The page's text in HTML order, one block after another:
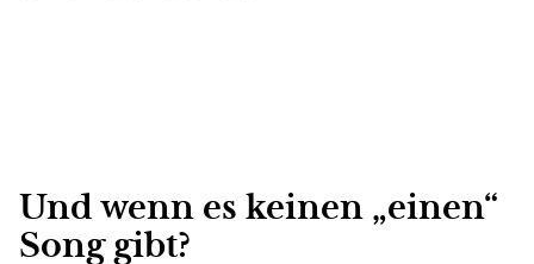
Und wenn es keinen „einen“
Song gibt?